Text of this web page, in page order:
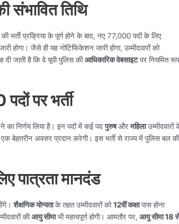
संभावित तिथि
भर्ती प्रक्रिया के पूर्ण होने के बाद, नए 77,000 पदों के लिए
होगा। जैसे ही यह नोटिफिकेशन जारी होगा, उम्मीदवारों को
दी जाती है कि वे यूपी पुलिस कीआधिकारिक वेबसाइटपर नियमित रूप
पर भर्ती
का निर्णय लिया है। इन पदों में कई पदपुरुषऔरमहिलाउम्मीदवारों
एक बेहतरीन अवसर प्रदान करेगी। इस भर्ती से राज्य में पुलिस बल की
पात्रता मानदंड
शैक्षणिक योग्यताके तहत उम्मीदवारों को12वीं कक्षापास होना
कीआयु सीमाभी महत्वपूर्ण होगी। आमतौर पर, आयु सीमा 18